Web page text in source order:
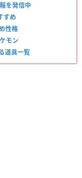
を発信中
すめ
性格
モン
道具一覧